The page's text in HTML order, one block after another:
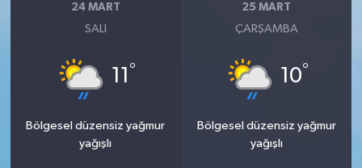
24 MART
SALI
11 °
Bölgesel düzensiz yağmur
yağışlı
25 MART
ÇARŞAMBA
10°
Bölgesel düzensiz yağmur
yağışlı